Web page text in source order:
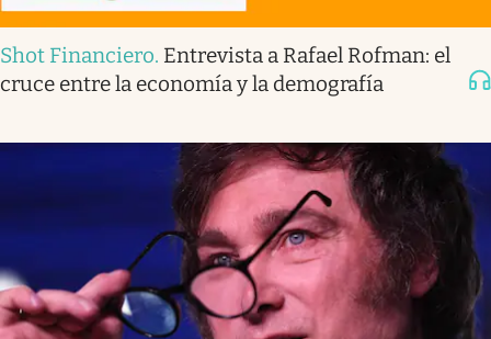
Shot Financiero. Entrevista a Rafael Rofman: el
cruce entre la economía y la demografía